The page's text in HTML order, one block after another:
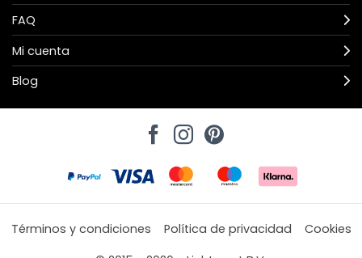
FAQ
Mi cuenta
Blog
Términos y condiciones Política de privacidad
Cookies